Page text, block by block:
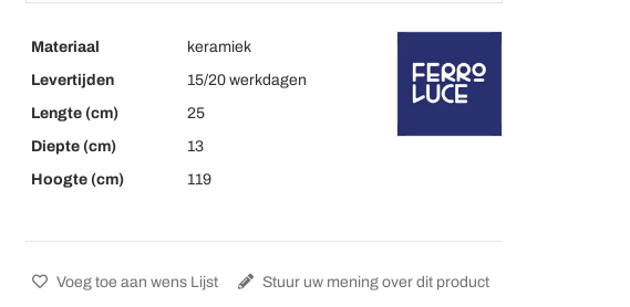
Materiaal
keramiek
Levertijden
15/20 werkdagen
Lengte (cm)
25
Diepte (cm)
13
Hoogte (cm)
119
Voeg toe aan wens Lijst Stuur uw mening over dit product